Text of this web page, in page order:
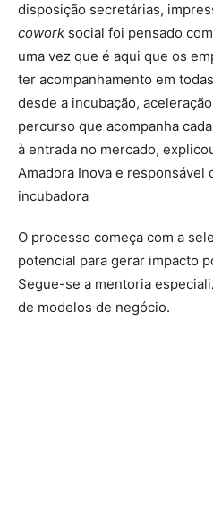
disposição secretárias,
cowork social foi pensado
uma vez que é aqui que os
ter acompanhamento em
desde a incubação,
percurso que acompanha
à entrada no mercado,
Amadora Inova e responsável
incubadora
O processo começa com a
potencial para gerar impacto
Segue-se a mentoria
de modelos de negócio.